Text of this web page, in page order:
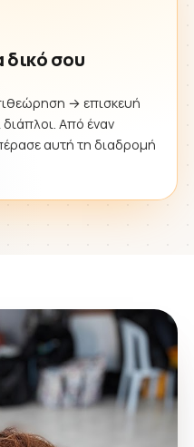
δικό σου
→ επισκευή
Από έναν
αυτή τη διαδρομή